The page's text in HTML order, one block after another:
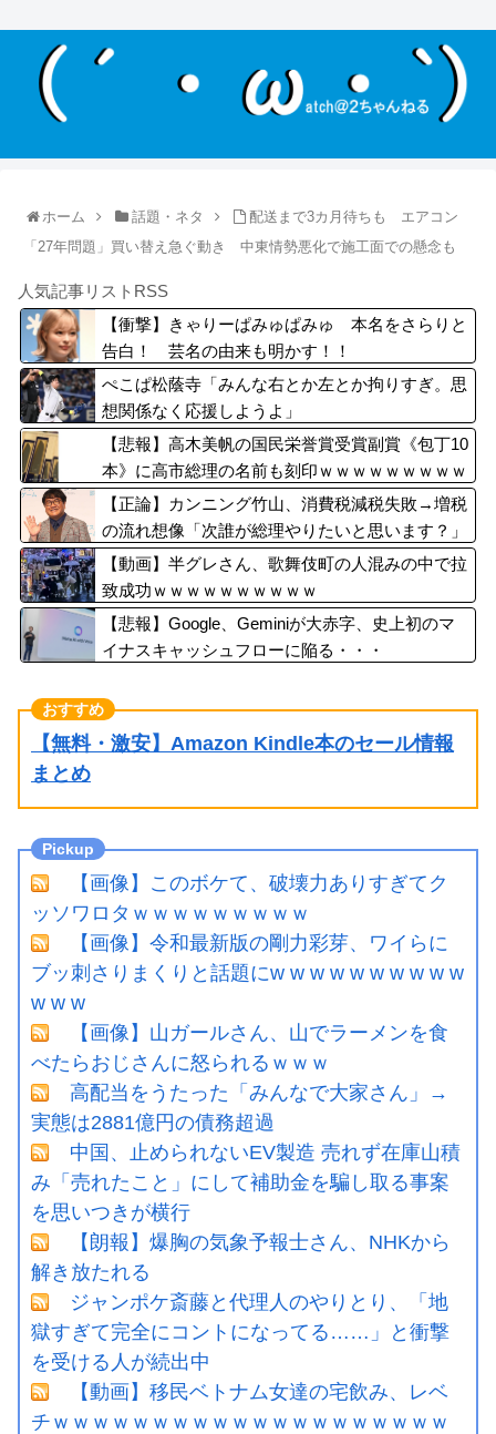
ホーム 話題・ネタ
配送まで3カ月待ちも エアコン
「27年問題」買い替え急ぐ動き 中東情勢悪化で施工面での懸念も
人気記事リストRSS
【衝撃】きゃりーぱみゅぱみゅ 本名をさらりと
告白！ 芸名の由来も明かす！！
ぺこぱ松蔭寺「みんな右とか左とか拘りすぎ。思
想関係なく応援しようよ」
【悲報】高木美帆の国民栄誉賞受賞副賞《包丁10
本》に高市総理の名前も刻印ｗｗｗｗｗｗｗｗｗ
【正論】カンニング竹山、消費税減税失敗→増税
の流れ想像「次誰が総理やりたいと思います？」
【動画】半グレさん、歌舞伎町の人混みの中で拉
致成功ｗｗｗｗｗｗｗｗｗｗ
【悲報】Google、Geminiが大赤字、史上初のマ
イナスキャッシュフローに陥る・・・
【無料・激安】Amazon Kindle本のセール情報
まとめ
【画像】このボケて、破壊力ありすぎてク
ッソワロタｗｗｗｗｗｗｗｗｗ
【画像】令和最新版の剛力彩芽、ワイらに
ブッ刺さりまくりと話題にw w w w w w w w w w
w w w
【画像】山ガールさん、山でラーメンを食
べたらおじさんに怒られるｗｗｗ
高配当をうたった「みんなで大家さん」→
実態は2881億円の債務超過
中国、止められないEV製造 売れず在庫山積
み「売れたこと」にして補助金を騙し取る事案
を思いつきが横行
【朗報】爆胸の気象予報士さん、NHKから
解き放たれる
ジャンポケ斎藤と代理人のやりとり、「地
獄すぎて完全にコントになってる……」と衝撃
を受ける人が続出中
【動画】移民ベトナム女達の宅飲み、レベ
チｗｗｗｗｗｗｗｗｗｗｗｗｗｗｗｗｗｗｗｗ